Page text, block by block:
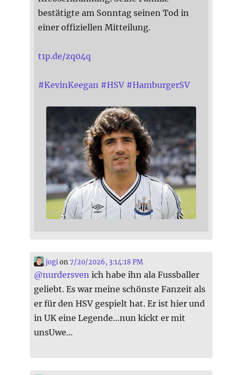
bestätigte am Sonntag seinen Tod in
einer offiziellen Mitteilung.
t1p.de/zq04q
#KevinKeegan #HSV #HamburgerSV
jogi on7/20/2026, 3:14:18 PM
@nurdersven ich habe ihn ala Fussballer
geliebt. Es war meine schönste Fanzeit als
er für den HSV gespielt hat. Er ist hier und
in UK eine Legende…nun kickt er mit
unsUwe…